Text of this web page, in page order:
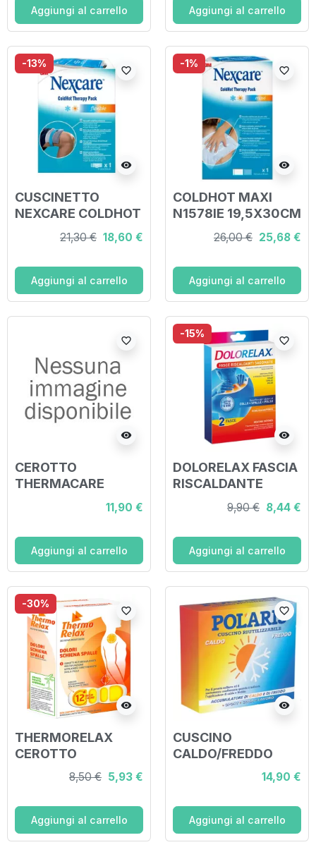
Aggiungi al carrello Aggiungi al carrello
-13%
visibility
favorite_border
CUSCINETTO
NEXCARE COLDHOT
THERAPY PACK
FLEXIBLE
21,30 € 18,60 €
Aggiungi al carrello
-1%
visibility
favorite_border
COLDHOT MAXI
N1578IE 19,5X30CM
26,00 € 25,68 €
Aggiungi al carrello
visibility
favorite_border
CEROTTO
THERMACARE
SPORT 8 ORE 3
11,90 €
Aggiungi al carrello
-15%
visibility
favorite_border
DOLORELAX FASCIA
RISCALDANTE
SAGOMATA 2 PEZZI
9,90 € 8,44 €
Aggiungi al carrello
-30%
visibility
favorite_border
THERMORELAX
CEROTTO
AUTORISCALDANTE
PEZZI
8,50 € 5,93 €
Aggiungi al carrello
visibility
favorite_border
CUSCINO
CALDO/FREDDO
12X22 CM CON
FODERA 1 PEZZO
14,90 €
Aggiungi al carrello